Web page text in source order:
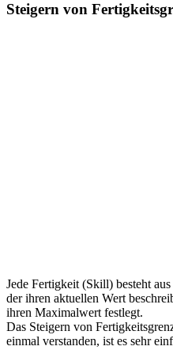
Steigern von
Jede Fertigkeit (Skill) besteht
der ihren aktuellen Wert
ihren Maximalwert festlegt.
Das Steigern von
einmal verstanden, ist es sehr